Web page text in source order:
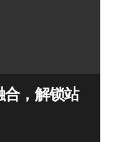
，解锁站